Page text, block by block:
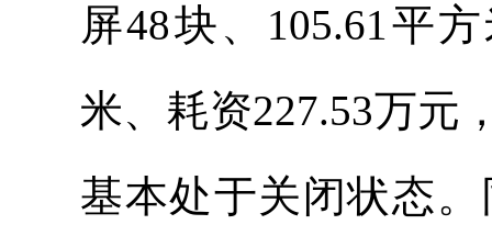
屏48块、105.61平
米、耗资227.53万元
基本处于关闭状态